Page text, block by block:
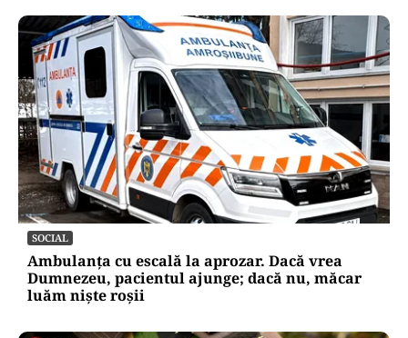
SOCIAL
Ambulanța cu escală la aprozar. Dacă vrea
Dumnezeu, pacientul ajunge; dacă nu, măcar
luăm niște roșii